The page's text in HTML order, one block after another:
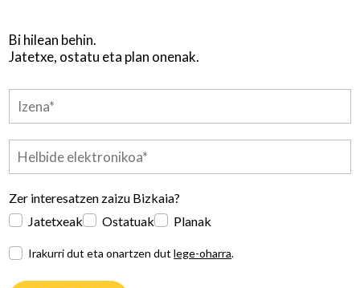
Bi hilean behin.
Jatetxe, ostatu eta plan onenak.
Zer interesatzen zaizu Bizkaia?
Jatetxeak
Ostatuak Planak
Irakurri dut eta onartzen dutlege-oharra.